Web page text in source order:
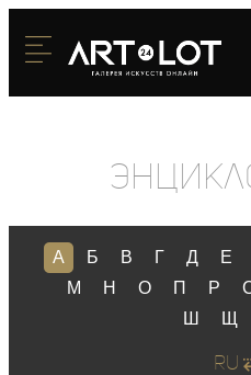
А Б В Г Д Е
М
Н О П Р
Ш
Щ
RU